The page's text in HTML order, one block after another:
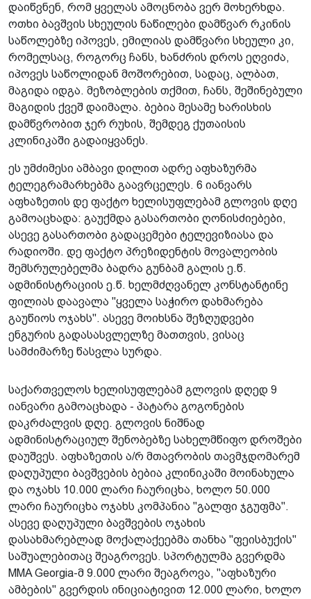
დაიწვნენ, რომ ყველას ამოცნობა ვერ მოხერხდა.
ოთხი ბავშვის სხეულის ნაწილები დამწვარ რკინის
საწოლებზე იპოვეს, ემილიას დამწვარი სხეული კი,
რომელსაც, როგორც ჩანს, ხანძრის დროს ეღვიძა,
იპოვეს საწოლიდან მოშორებით, სადაც, ალბათ,
მაგიდა იდგა. მეზობლების თქმით, ჩანს, შეშინებული
მაგიდის ქვეშ დაიმალა. ბებია მესამე ხარისხის
დამწვრობით ჯერ რუხის, შემდეგ ქუთაისის
კლინიკაში გადაიყვანეს.
ეს უმძიმესი ამბავი დილით ადრე აფხაზურმა
ტელეგრამარხებმა გაავრცელეს. 6 იანვარს
აფხაზეთის დე ფაქტო ხელისუფლებამ გლოვის დღე
გამოაცხადა: გაუქმდა გასართობი ღონისძიებები,
ასევე გასართობი­ გადაცემები ტელევიზიასა და
რადიოში. დე ფაქტო პრეზიდენტის მოვალეობის
შემსრულებელმა ბადრა გუნბამ გალის ე.წ.
ადმინისტრაციის ე.წ. ხელმძღვანელ კონსტანტინე
ფილიას დაავალა "ყველა საჭირო დახმარება
გაუწიოს ოჯახს". ასევე მოიხსნა შეზღუდვები
ენგურის გადასასვლელზე მათთვის, ვისაც
სამძიმარზე წასვლა სურდა.
საქართველოს ხელისუფლებამ გლოვის დღედ 9
იანვარი გამოაცხადა - პატარა გოგონების
დაკრძალვის დღე. გლოვის ნიშნად
ადმინისტრაციულ შენობებზე სახელმწიფო დროშები
დაუშვეს. აფხაზეთის ა/რ მთავრობის თავმჯდომარემ
დაღუპული ბავშვების ბებია კლინიკაში მოინახულა
და ოჯახს 10.000 ლარი ჩაურიცხა, ხოლო 50.000
ლარი ჩაურიცხა ოჯახს კომპანია "გალფი ჯგუფმა".
ასევე დაღუპული ბავშვების ოჯახის
დასახმარებლად მოქალაქეებმა თანხა "ფეისბუქის"
საშუალებითაც შეაგროვეს. სპორტულმა გვერდმა
MMA Georgia-მ 9.000 ლარი შეაგროვა, "აფხაზური
ამბების" გვერდის ინიციატივით 12.000 ლარი, ხოლო